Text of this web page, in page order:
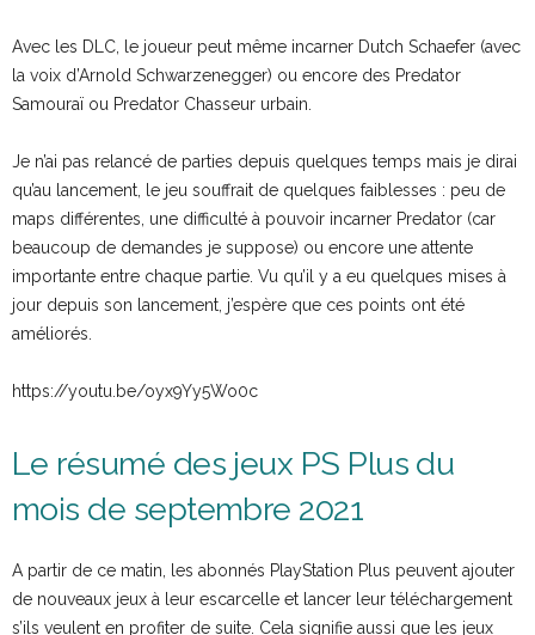
Avec les DLC, le joueur peut même incarner Dutch Schaefer (avec
la voix d’Arnold Schwarzenegger) ou encore des Predator
Samouraï ou Predator Chasseur urbain.
Je n’ai pas relancé de parties depuis quelques temps mais je dirai
qu’au lancement, le jeu souffrait de quelques faiblesses : peu de
maps différentes, une difficulté à pouvoir incarner Predator (car
beaucoup de demandes je suppose) ou encore une attente
importante entre chaque partie. Vu qu’il y a eu quelques mises à
jour depuis son lancement, j’espère que ces points ont été
améliorés.
https://youtu.be/oyx9Yy5Wo0c
Le résumé des jeux PS Plus du
mois de septembre 2021
A partir de ce matin, les abonnés PlayStation Plus peuvent ajouter
de nouveaux jeux à leur escarcelle et lancer leur téléchargement
s’ils veulent en profiter de suite. Cela signifie aussi que les jeux